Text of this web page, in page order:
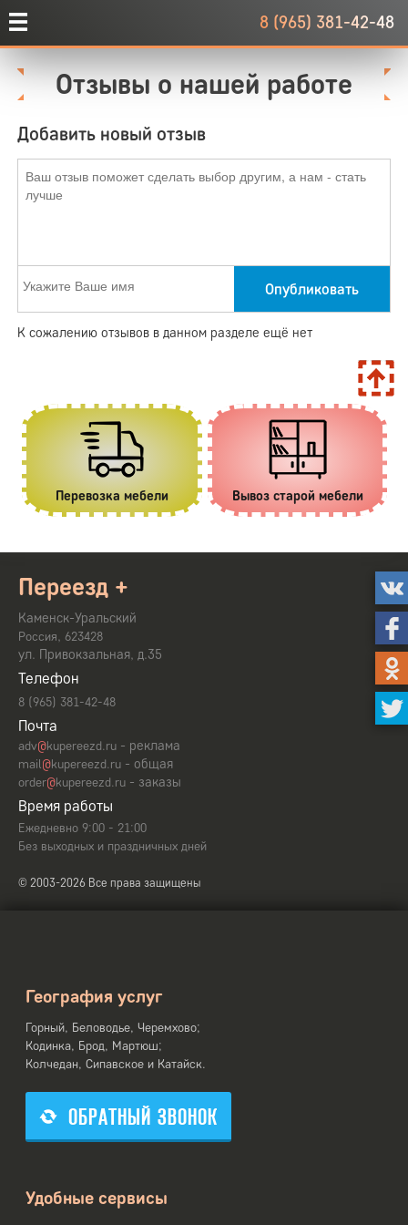
8 (965) 381-42-48
Отзывы о нашей работе
Добавить новый отзыв
Опубликовать
К сожалению отзывов в данном разделе ещё нет
Перевозка мебели Вывоз старой мебели
Переезд +
Каменск-Уральский
Россия, 623428
ул. Привокзальная, д.35
Телефон
8 (965) 381-42-48
Почта
adv@kupereezd.ru - реклама
mail@kupereezd.ru - общая
order@kupereezd.ru - заказы
Время работы
Ежедневно 9:00 - 21:00
Без выходных и праздничных дней
© 2003-2026 Все права защищены
География услуг
Горный, Беловодье, Черемхово;
Кодинка, Брод, Мартюш;
Колчедан, Сипавское и Катайск.
ОБРАТНЫЙ ЗВОНОК
Удобные сервисы